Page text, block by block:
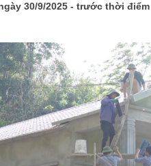
30/9/2025 - trước thời